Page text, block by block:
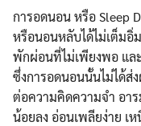
การอดนอน หรือ Sleep
หรือนอนหลับได้ไม่เต็มอิ่
พักผ่อนที่ไม่เพียงพอ แล
ซึ่งการอดนอนนั้นไม่ได้ส่
ต่อความคิดความจำ อ
น้อยลง อ่อนเพลียง่าย